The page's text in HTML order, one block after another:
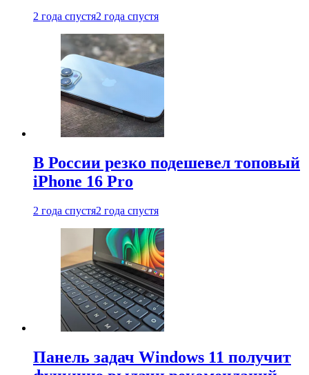
2 года спустя2 года спустя
В России резко подешевел топовый
iPhone 16 Pro
2 года спустя2 года спустя
Панель задач Windows 11 получит